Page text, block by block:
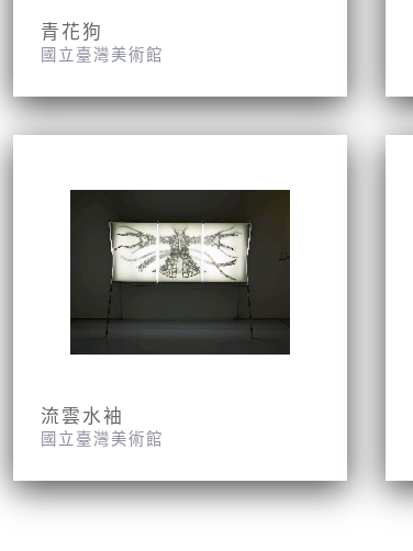
青花狗
國立臺灣美術館
流雲水袖
國立臺灣美術館